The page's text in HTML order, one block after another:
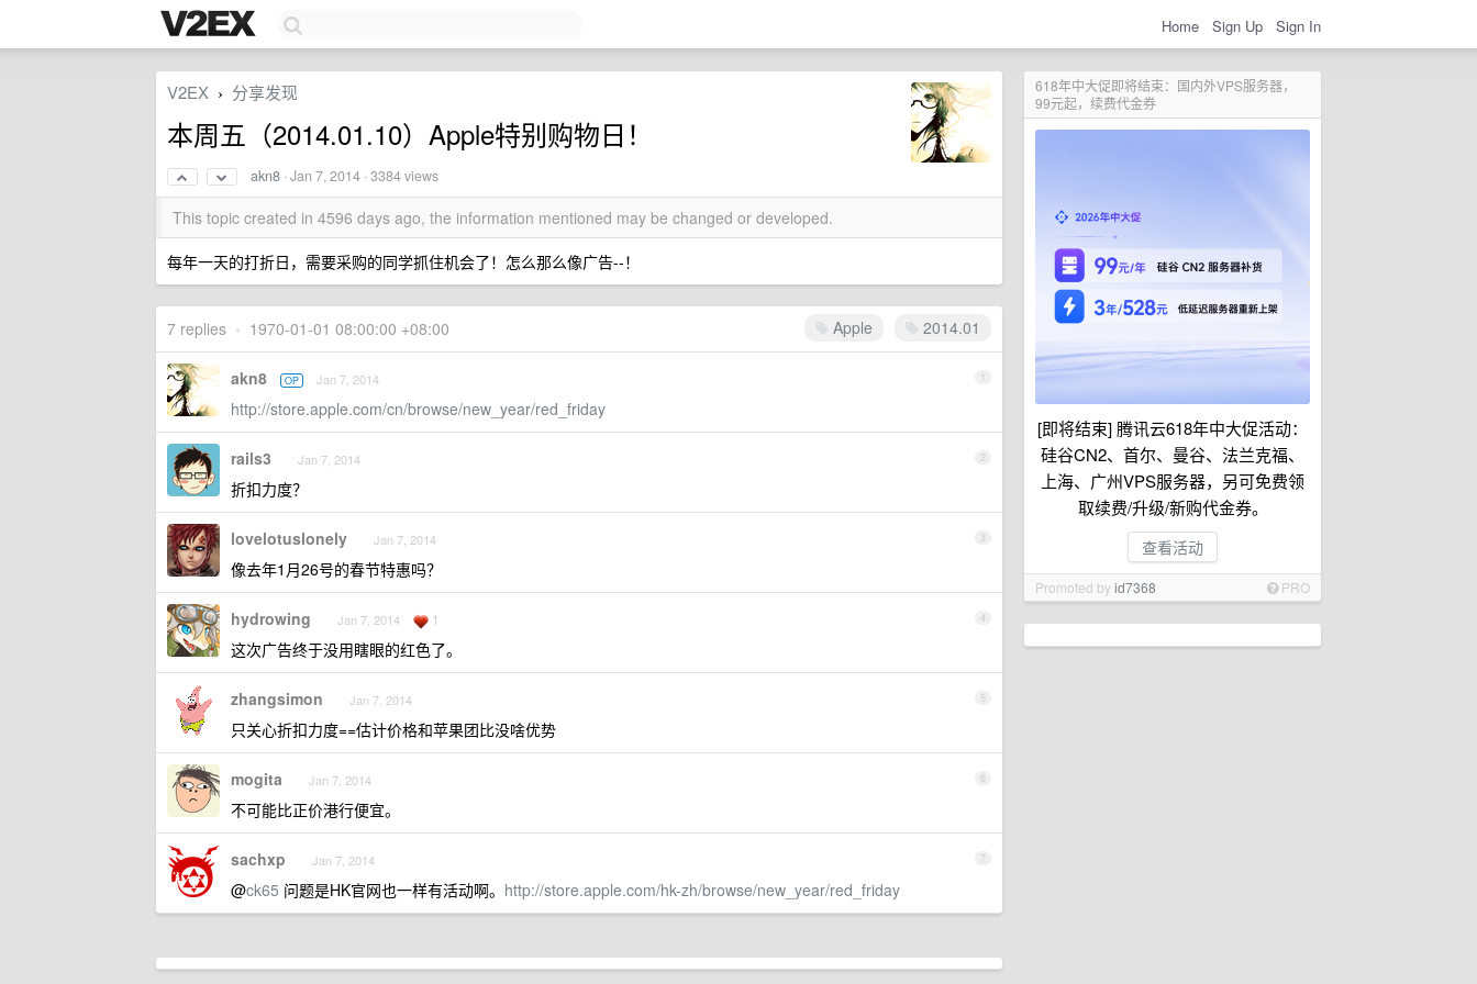
Home Sign Up Sign In
618年中大促即将结束：国内外VPS服务器，
99元起，续费代金券
[即将结束] 腾讯云618年中大促活动：
硅谷CN2、首尔、曼谷、法兰克福、
上海、广州VPS服务器，另可免费领
取续费/升级/新购代金券。
查看活动
Promoted byid7368 PRO
V2EX › 分享发现
本周五（2014.01.10）Apple特别购物日！
akn8 ·Jan 7, 2014 · 3384 views
This topic created in 4596 days ago, the information mentioned may be changed or developed.
每年一天的打折日，需要采购的同学抓住机会了！怎么那么像广告--！
Apple 2014.01
7 replies • 1970-01-01 08:00:00 +08:00
1
akn8 OP Jan 7, 2014
http://store.apple.com/cn/browse/new_year/red_friday
2
rails3 Jan 7, 2014
折扣力度？
3
lovelotuslonely Jan 7, 2014
像去年1月26号的春节特惠吗？
4
hydrowing Jan 7, 2014 1
这次广告终于没用瞎眼的红色了。
5
zhangsimon Jan 7, 2014
只关心折扣力度==估计价格和苹果团比没啥优势
6
mogita Jan 7, 2014
不可能比正价港行便宜。
7
sachxp Jan 7, 2014
@ck65 问题是HK官网也一样有活动啊。 http://store.apple.com/hk-zh/browse/new_year/red_friday